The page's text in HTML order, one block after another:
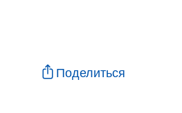
Поделиться